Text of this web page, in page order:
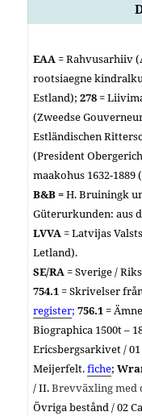
EAA= Rahvusarhiiv
rootsiaegne
Estland);278=
(Zweedse
Estländischen
(President
maakohus 1632-1889 (
B&B =H. Bruiningk
Güterurkunden: aus
LVVA= Latvijas
Letland).
SE/RA= Sverige /
754.1= Skrivelser
register;756.1=
Biographica 1500t –
Ericsbergsarkivet /
Meijerfelt.fiche;
/ II.Brevväxling med
Övriga bestånd / 02